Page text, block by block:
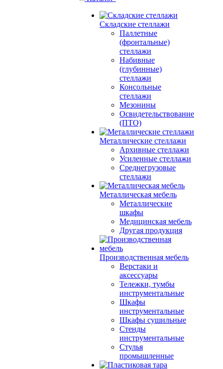
Складские стеллажи
Паллетные
(фронтальные)
стеллажи
Набивные
(глубинные)
стеллажи
Консольные
стеллажи
Мезонины
Освидетельствование
(ПТО)
Металлические стеллажи
Архивные стеллажи
Усиленные стеллажи
Среднегрузовые
стеллажи
Металлическая мебель
Металлические
шкафы
Медицинская мебель
Другая продукция
Производственная мебель
Верстаки и
аксессуары
Тележки, тумбы
инструментальные
Шкафы
инструментальные
Шкафы сушильные
Стенды
инструментальные
Cтулья
промышленные